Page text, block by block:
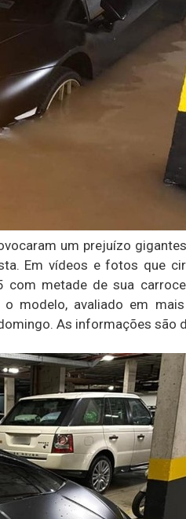
um prejuízo
Em vídeos e fotos que
com metade de sua
modelo, avaliado em
As informações são